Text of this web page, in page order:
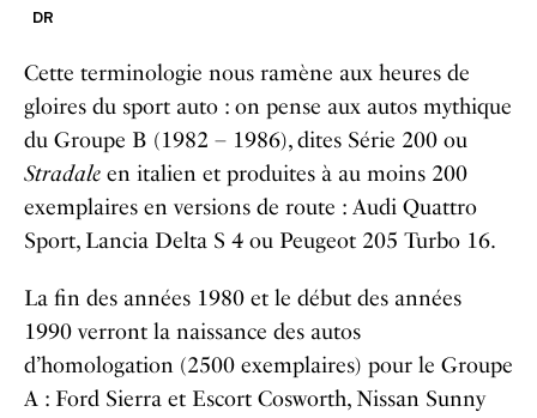
DR
Cette terminologie nous ramène aux heures de
gloires du sport auto : on pense aux autos mythique
du Groupe B (1982 – 1986), dites Série 200 ou
Stradale en italien et produites à au moins 200
exemplaires en versions de route : Audi Quattro
Sport, Lancia Delta S 4 ou Peugeot 205 Turbo 16.
La fin des années 1980 et le début des années
1990 verront la naissance des autos
d’homologation (2500 exemplaires) pour le Groupe
A : Ford Sierra et Escort Cosworth, Nissan Sunny